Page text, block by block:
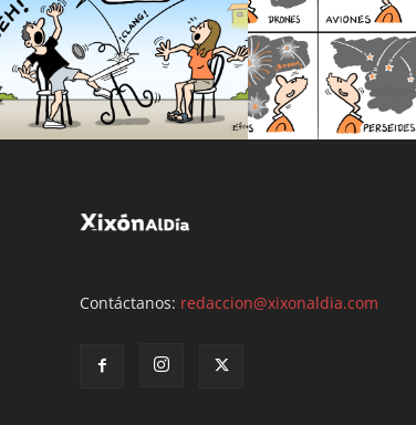
Contáctanos: redaccion@xixonaldia.com